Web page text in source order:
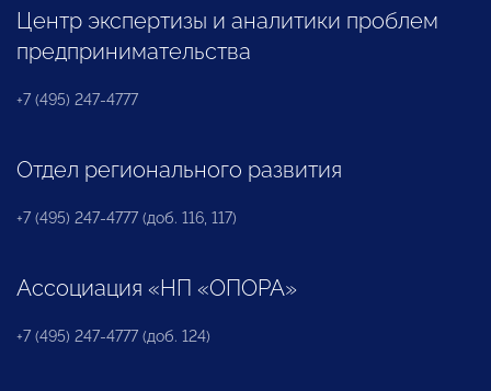
Центр экспертизы и аналитики проблем
предпринимательства
+7 (495) 247-4777
Отдел регионального развития
+7 (495) 247-4777 (доб. 116, 117)
Ассоциация «НП «ОПОРА»
+7 (495) 247-4777 (доб. 124)